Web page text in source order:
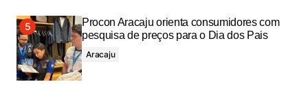
Procon Aracaju orienta consumidores com
pesquisa de preços para o Dia dos Pais
Aracaju